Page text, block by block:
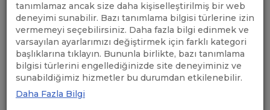
UND BURSA BÖLGE
ÇALIŞMA GRUBU KURULDU
20.09.2021 A+ A-
tanımlamaz ancak size daha kişiselleştirilmiş bir web
deneyimi sunabilir. Bazı tanımlama bilgisi türlerine izin
vermemeyi seçebilirsiniz. Daha fazla bilgi edinmek ve
varsayılan ayarlarımızı değiştirmek için farklı kategori
başlıklarına tıklayın. Bununla birlikte, bazı tanımlama
bilgisi türlerini engellediğinizde site deneyiminiz ve
sunabildiğimiz hizmetler bu durumdan etkilenebilir.
Daha Fazla Bilgi